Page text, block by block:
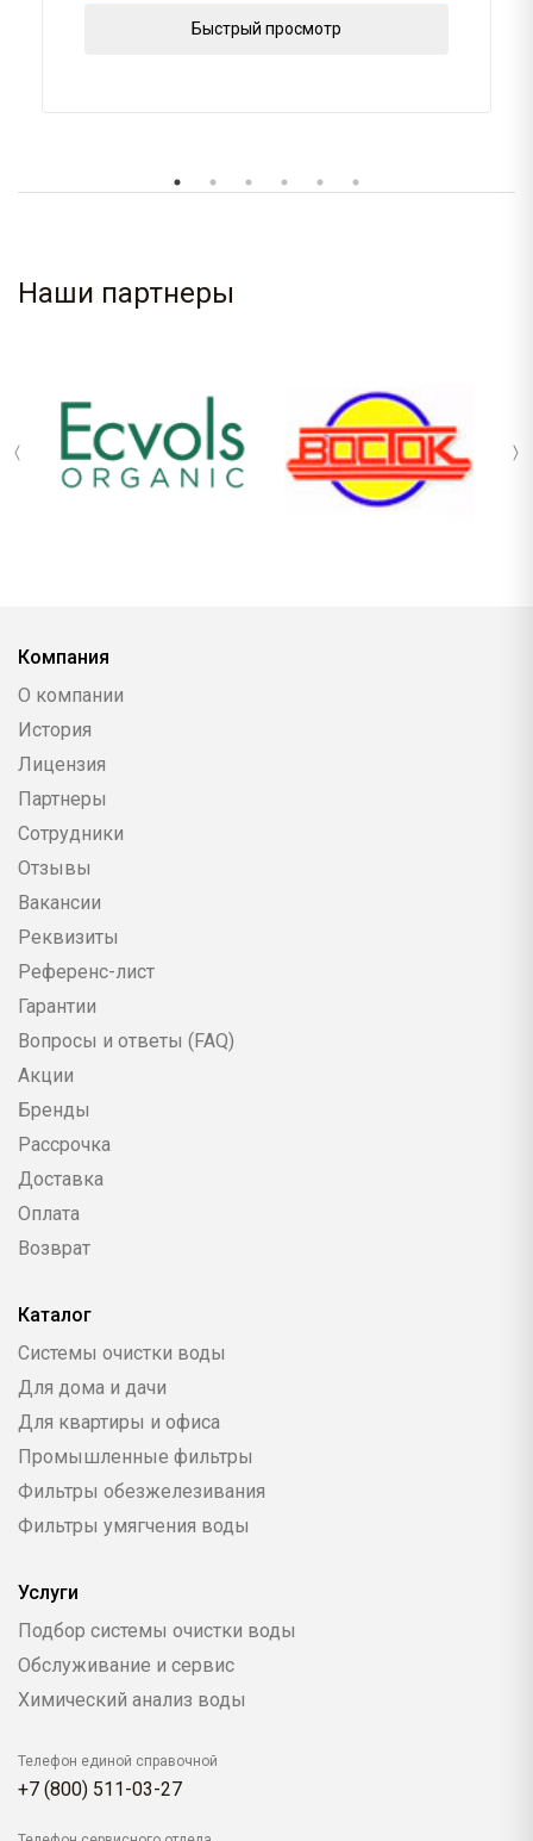
Быстрый просмотр
Наши партнеры
Компания
О компании
История
Лицензия
Партнеры
Сотрудники
Отзывы
Вакансии
Реквизиты
Референс-лист
Гарантии
Вопросы и ответы (FAQ)
Акции
Бренды
Рассрочка
Доставка
Оплата
Возврат
Каталог
Системы очистки воды
Для дома и дачи
Для квартиры и офиса
Промышленные фильтры
Фильтры обезжелезивания
Фильтры умягчения воды
Услуги
Подбор системы очистки воды
Обслуживание и сервис
Химический анализ воды
Телефон единой справочной
+7 (800) 511-03-27